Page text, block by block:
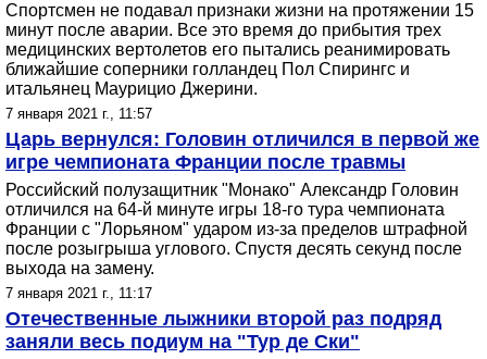
Спортсмен не подавал признаки жизни на протяжении 15
минут после аварии. Все это время до прибытия трех
медицинских вертолетов его пытались реанимировать
ближайшие соперники голландец Пол Спирингс и
итальянец Маурицио Джерини.
7 января 2021 г., 11:57
Царь вернулся: Головин отличился в первой же
игре чемпионата Франции после травмы
Российский полузащитник "Монако" Александр Головин
отличился на 64-й минуте игры 18-го тура чемпионата
Франции с "Лорьяном" ударом из-за пределов штрафной
после розыгрыша углового. Cпустя десять секунд после
выхода на замену.
7 января 2021 г., 11:17
Отечественные лыжники второй раз подряд
заняли весь подиум на "Тур де Ски"